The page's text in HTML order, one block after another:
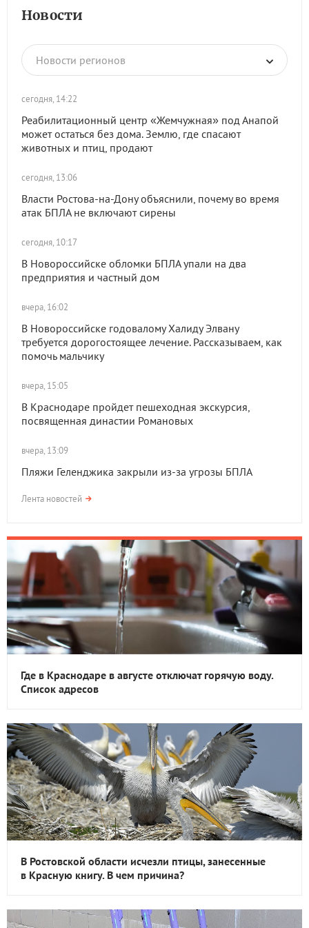
Новости
Новости регионов
сегодня, 14:22
Реабилитационный центр «Жемчужная» под Анапой
может остаться без дома. Землю, где спасают
животных и птиц, продают
сегодня, 13:06
Власти Ростова-на-Дону объяснили, почему во время
атак БПЛА не включают сирены
сегодня, 10:17
В Новороссийске обломки БПЛА упали на два
предприятия и частный дом
вчера, 16:02
В Новороссийске годовалому Халиду Элвану
требуется дорогостоящее лечение. Рассказываем, как
помочь мальчику
вчера, 15:05
В Краснодаре пройдет пешеходная экскурсия,
посвященная династии Романовых
вчера, 13:09
Пляжи Геленджика закрыли из-за угрозы БПЛА
Лента новостей
Где в Краснодаре в августе отключат горячую воду.
Список адресов
В Ростовской области исчезли птицы, занесенные
в Красную книгу. В чем причина?